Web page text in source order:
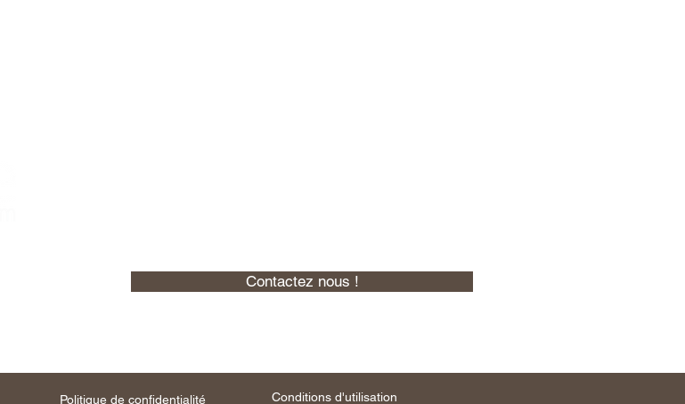
Contactez nous !
Politique de confidentialité Conditions d'utilisation